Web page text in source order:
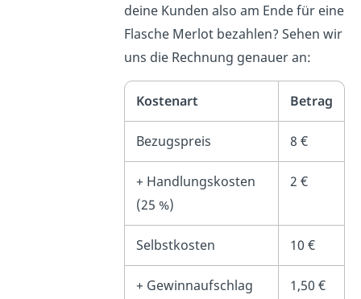
deine Kunden also am Ende für eine
Flasche Merlot bezahlen? Sehen wir
uns die Rechnung genauer an:
Kostenart Betrag
Bezugspreis 8 €
+ Handlungskosten
(25 %)
2 €
Selbstkosten 10 €
+ Gewinnaufschlag
1,50 €